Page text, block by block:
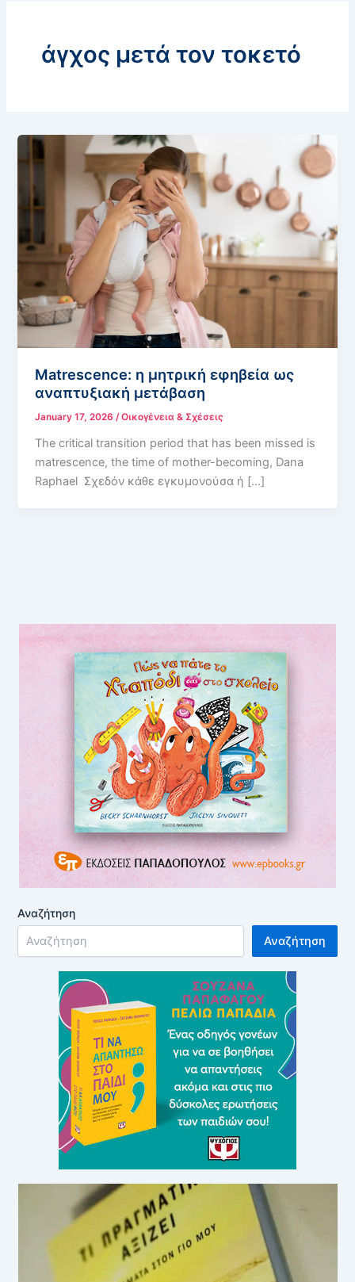
άγχος μετά τον τοκετό
Matrescence: η μητρική εφηβεία ως
αναπτυξιακή μετάβαση
January 17, 2026/Οικογένεια & Σχέσεις
The critical transition period that has been missed is
matrescence, the time of mother-becoming, Dana
Raphael Σχεδόν κάθε εγκυμονούσα ή […]
Αναζήτηση
Αναζήτηση